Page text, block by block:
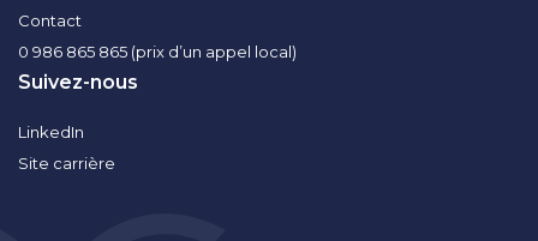
Contact
0 986 865 865 (prix d’un appel local)
Suivez-nous
LinkedIn
Site carrière